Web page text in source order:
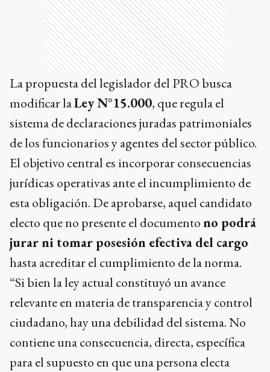
La propuesta del legislador del PRO busca
modificar laLey N°15.000, que regula el
sistema de declaraciones juradas patrimoniales
de los funcionarios y agentes del sector público.
El objetivo central es incorporar consecuencias
jurídicas operativas ante el incumplimiento de
esta obligación. De aprobarse, aquel candidato
electo que no presente el documentono podrá
jurar ni tomar posesión efectiva del cargo
hasta acreditar el cumplimiento de la norma.
“Si bien la ley actual constituyó un avance
relevante en materia de transparencia y control
ciudadano, hay una debilidad del sistema. No
contiene una consecuencia, directa, específica
para el supuesto en que una persona electa